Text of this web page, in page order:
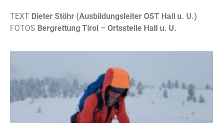
TEXT Dieter Stöhr (Ausbildungsleiter OST Hall u. U.)
FOTOS Bergrettung Tirol – Ortsstelle Hall u. U.